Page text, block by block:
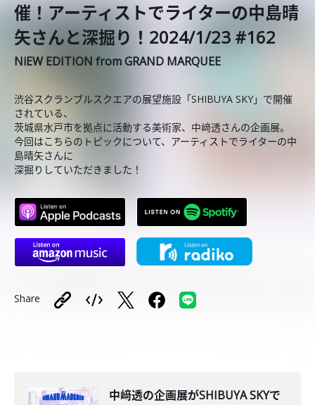
催！アーティストでライターの中島晴
矢さんと深掘り！2024/1/23 #162
NiEW EDITION from GRAND MARQUEE
渋谷スクランブルスクエアの展望施設「SHIBUYA SKY」で開催
されている、
茨城県水戸市を拠点に活動する美術家、中﨑透さんの企画展。
今回はこちらのトピックについて、アーティストでライターの中
島晴矢さんに
深掘りしていただきました！
Share
中﨑透の企画展がSHIBUYA SKYで